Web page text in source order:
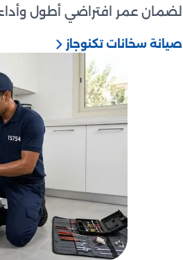
لضمان عمر افتراضي أطول
صيانة سخانات تكنوجاز